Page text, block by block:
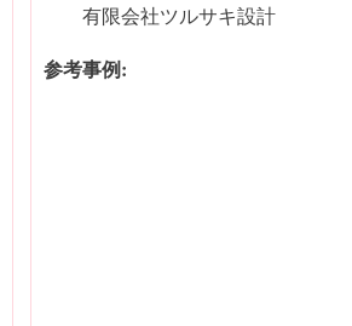
有限会社ツルサキ設計
参考事例: